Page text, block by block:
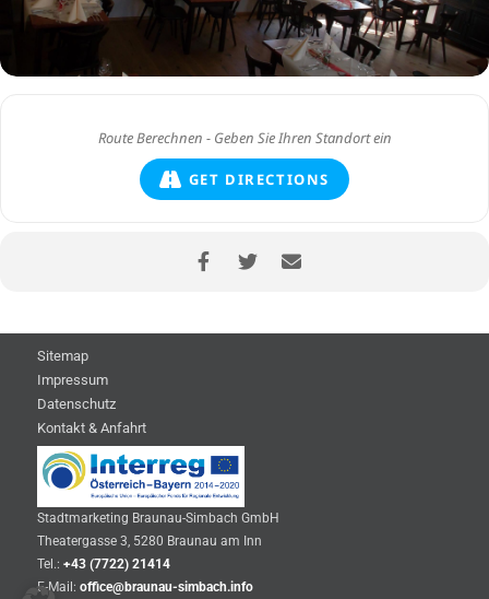
GET DIRECTIONS
Sitemap
Impressum
Datenschutz
Kontakt & Anfahrt
Stadtmarketing Braunau-Simbach GmbH
Theatergasse 3, 5280 Braunau am Inn
Tel.: +43 (7722) 21414
E-Mail: office@braunau-simbach.info